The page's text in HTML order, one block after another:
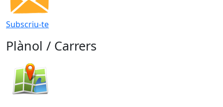
Subscriu-te
Plànol / Carrers